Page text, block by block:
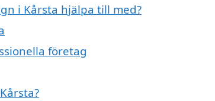
i Kårsta hjälpa till med?
företag